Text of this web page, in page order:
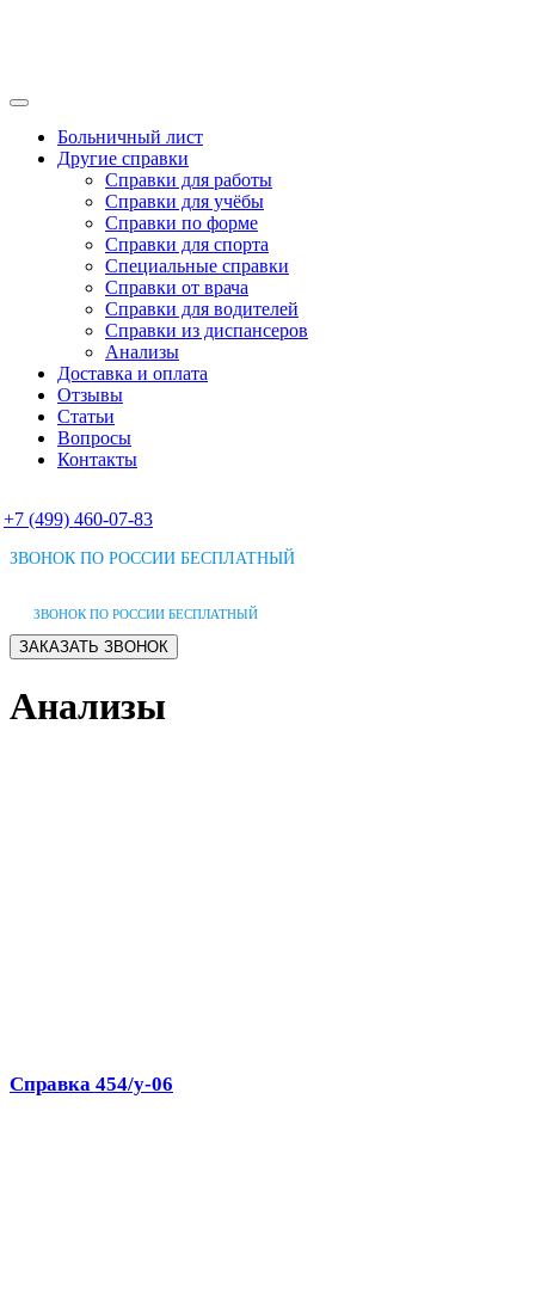
Больничный лист
Другие справки
Справки для работы
Справки для учёбы
Справки по форме
Справки для спорта
Специальные справки
Справки от врача
Справки для водителей
Справки из диспансеров
Анализы
Доставка и оплата
Отзывы
Статьи
Вопросы
Контакты
+7 (499) 460-07-83
ЗВОНОК ПО РОССИИ БЕСПЛАТНЫЙ
ЗВОНОК ПО РОССИИ БЕСПЛАТНЫЙ
Анализы
Справка 454/у-06